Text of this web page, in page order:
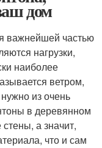
дом
важнейшей частью
нагрузки,
наиболее
ветром,
из очень
в деревянном
а значит,
что и сам